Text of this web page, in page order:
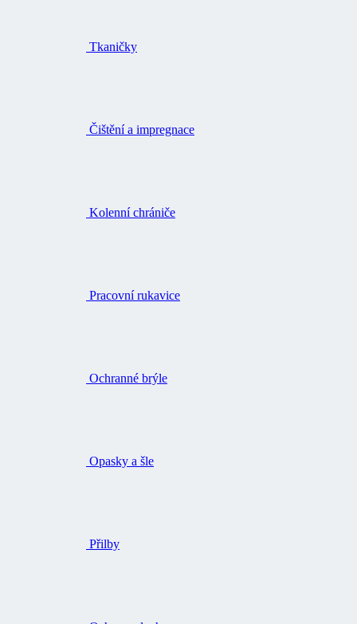
Tkaničky
Čištění a impregnace
Kolenní chrániče
Pracovní rukavice
Ochranné brýle
Opasky a šle
Přilby